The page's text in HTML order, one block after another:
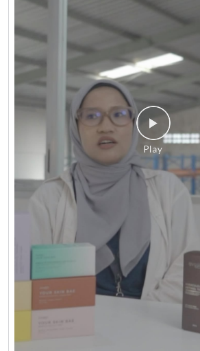
Berawal dari “ide nongkrong” di
berhasil bertahan 12 tahun dan
skincare dan make up wanita
produk lokal 😎. Tonton lengkapnya
Lion Parcel yaaaaa ✨. #LionParcel
#LionParcel